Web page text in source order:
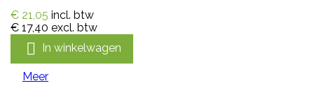
€ 21,05 incl. btw
€ 17,40 excl. btw
 In winkelwagen
Meer